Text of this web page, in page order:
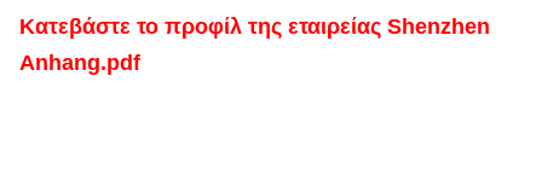
Κατεβάστε το προφίλ της εταιρείας Shenzhen
Anhang.pdf